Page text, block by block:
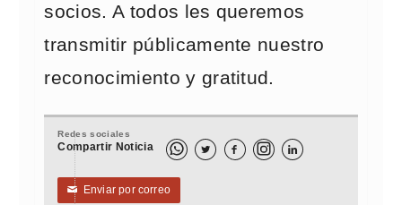
socios. A todos les queremos
transmitir públicamente nuestro
reconocimiento y gratitud.
Redes sociales
Compartir Noticia   
✉ Enviar por correo